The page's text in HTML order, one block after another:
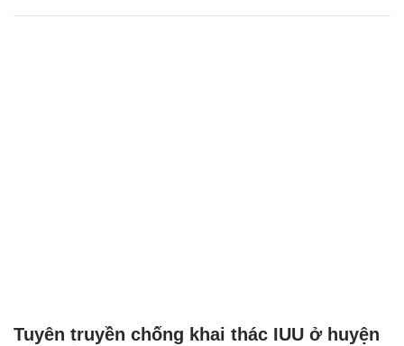
Tuyên truyền chống khai thác IUU ở huyện